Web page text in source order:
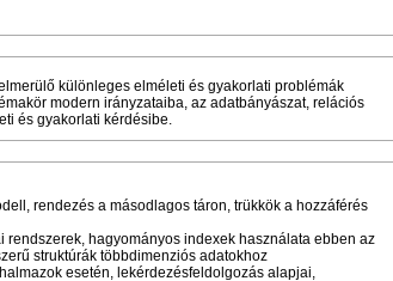
különleges elméleti és gyakorlati problémák
modern irányzataiba, az adatbányászat, relációs
és gyakorlati kérdésibe.
rendezés a másodlagos táron, trükkök a hozzáférés
rendszerek, hagyományos indexek használata ebben az
struktúrák többdimenziós adatokhoz
esetén, lekérdezésfeldolgozás alapjai,